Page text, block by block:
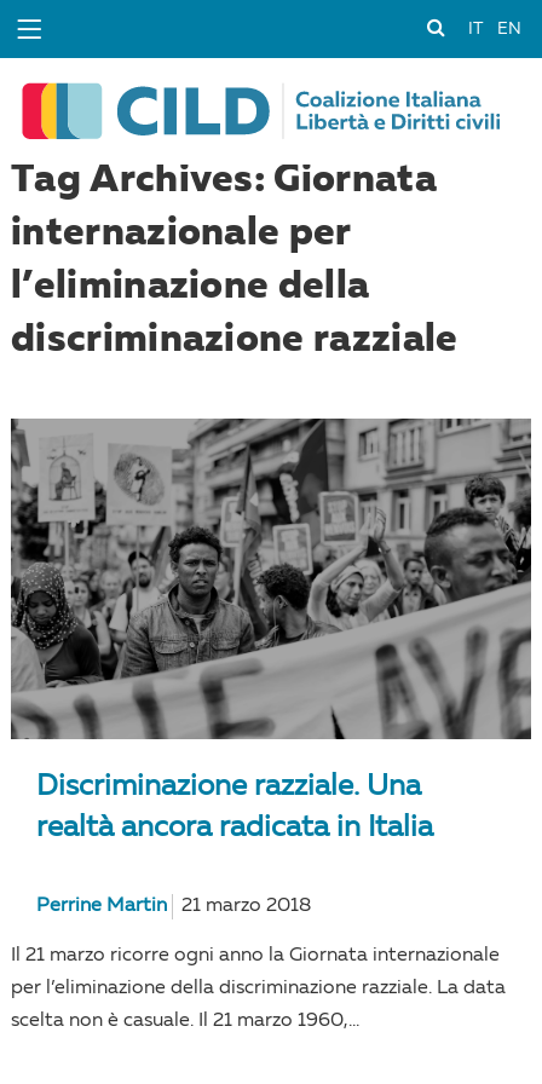
EN
Tag Archives: Giornata
internazionale per
l’eliminazione della
discriminazione razziale
Discriminazione razziale. Una
realtà ancora radicata in Italia
Perrine Martin 21 marzo 2018
Il 21 marzo ricorre ogni anno la Giornata internazionale
per l’eliminazione della discriminazione razziale. La data
scelta non è casuale. Il 21 marzo 1960,...